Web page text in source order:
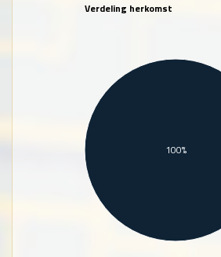
Verdeling herkomst
100%